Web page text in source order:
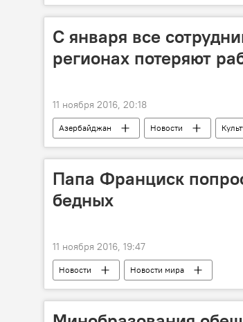
С января все
регионах потеряют
11 ноября 2016, 20:18
Азербайджан Новости
Низами Джафаров
Министерство
Папа Франциск
бедных
11 ноября 2016, 19:47
Новости Новости мира